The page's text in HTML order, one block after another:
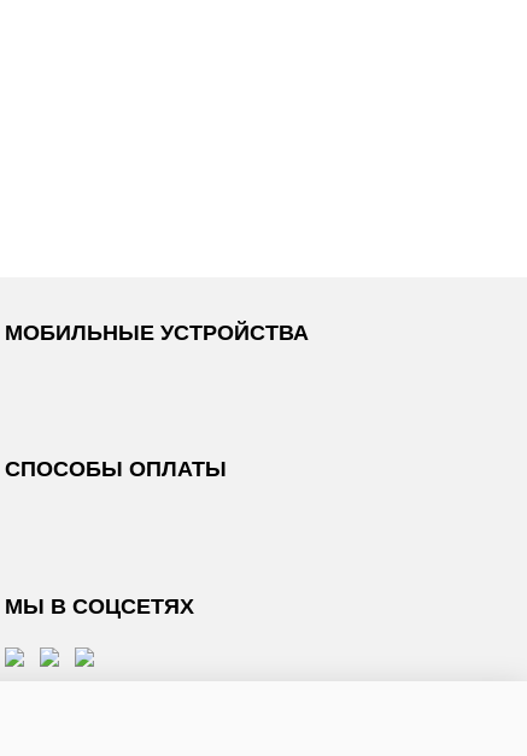
МОБИЛЬНЫЕ УСТРОЙСТВА
СПОСОБЫ ОПЛАТЫ
МЫ В СОЦСЕТЯХ